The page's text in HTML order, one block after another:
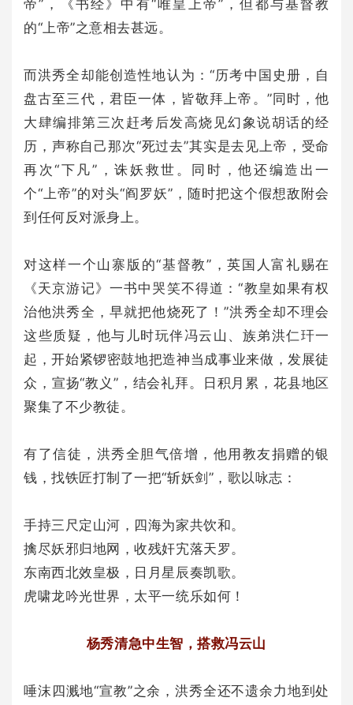
帝”，《书经》中有“唯皇上帝”，但都与基督教
的“上帝”之意相去甚远。
而洪秀全却能创造性地认为：“历考中国史册，自
盘古至三代，君臣一体，皆敬拜上帝。”同时，他
大肆编排第三次赶考后发高烧见幻象说胡话的经
历，声称自己那次“死过去”其实是去见上帝，受命
再次“下凡”，诛妖救世。同时，他还编造出一
个“上帝”的对头“阎罗妖”，随时把这个假想敌附会
到任何反对派身上。
对这样一个山寨版的“基督教”，英国人富礼赐在
《天京游记》一书中哭笑不得道：“教皇如果有权
治他洪秀全，早就把他烧死了！”洪秀全却不理会
这些质疑，他与儿时玩伴冯云山、族弟洪仁玕一
起，开始紧锣密鼓地把造神当成事业来做，发展徒
众，宣扬“教义”，结会礼拜。日积月累，花县地区
聚集了不少教徒。
有了信徒，洪秀全胆气倍增，他用教友捐赠的银
钱，找铁匠打制了一把“斩妖剑”，歌以咏志：
手持三尺定山河，四海为家共饮和。
擒尽妖邪归地网，收残奸宄落天罗。
东南西北效皇极，日月星辰奏凯歌。
虎啸龙吟光世界，太平一统乐如何！
杨秀清急中生智，搭救冯云山
唾沫四溅地“宣教”之余，洪秀全还不遗余力地到处